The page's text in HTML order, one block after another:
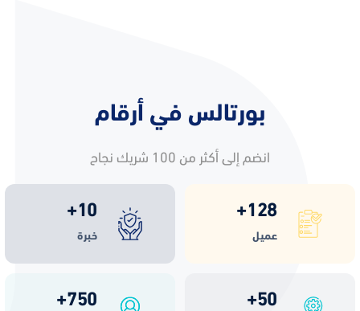
بورتالس في أرقام
انضم إلى أكثر من 100 شريك نجاح
+128
عميل
+10
خبرة
+50
+750